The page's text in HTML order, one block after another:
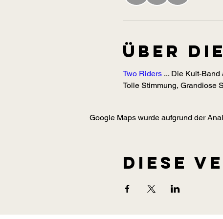
Über
Two Riders ... Die Kult-Band
Tolle Stimmung, Grandiose
Google Maps wurde aufgrund der
Diese